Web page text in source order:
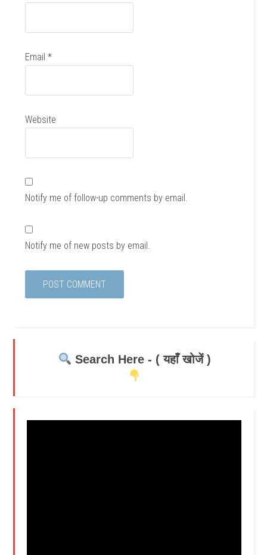
Email*
Website
Notify me of follow-up comments by email.
Notify me of new posts by email.
Search Here - ( यहाँ खोजें )